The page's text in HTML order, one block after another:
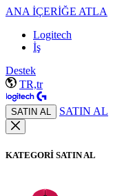
ANA İÇERİĞE ATLA
Logitech
İş
Destek
TR,tr
SATIN AL SATIN AL
KATEGORİ SATIN AL